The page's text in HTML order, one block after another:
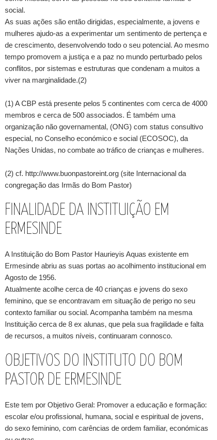
social.
As suas ações são então dirigidas, especialmente, a jovens e
mulheres ajudo-as a experimentar um sentimento de pertença e
de crescimento, desenvolvendo todo o seu potencial. Ao mesmo
tempo promovem a justiça e a paz no mundo perturbado pelos
conflitos, por sistemas e estruturas que condenam a muitos a
viver na marginalidade.(2)
(1) A CBP está presente pelos 5 continentes com cerca de 4000
membros e cerca de 500 associados. É também uma
organização não governamental, (ONG) com status consultivo
especial, no Conselho económico e social (ECOSOC), da
Nações Unidas, no combate ao tráfico de crianças e mulheres.
(2) cf. http://www.buonpastoreint.org (site Internacional da
congregação das Irmãs do Bom Pastor)
FINALIDADE DA INSTITUIÇÃO EM
ERMESINDE
A Instituição do Bom Pastor Haurieyis Aquas existente em
Ermesinde abriu as suas portas ao acolhimento institucional em
Agosto de 1956.
Atualmente acolhe cerca de 40 crianças e jovens do sexo
feminino, que se encontravam em situação de perigo no seu
contexto familiar ou social. Acompanha também na mesma
Instituição cerca de 8 ex alunas, que pela sua fragilidade e falta
de recursos, a muitos níveis, continuaram connosco.
OBJETIVOS DO INSTITUTO DO BOM
PASTOR DE ERMESINDE
Este tem por Objetivo Geral: Promover a educação e formação:
escolar e/ou profissional, humana, social e espiritual de jovens,
do sexo feminino, com carências de ordem familiar, económicas